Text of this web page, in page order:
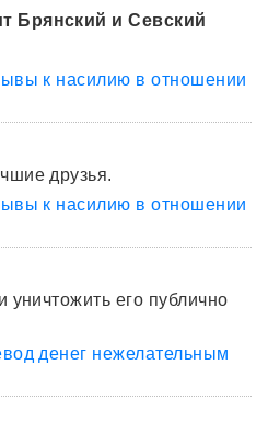
Брянский и Севский
к насилию в отношении
друзья.
к насилию в отношении
уничтожить его публично
денег нежелательным